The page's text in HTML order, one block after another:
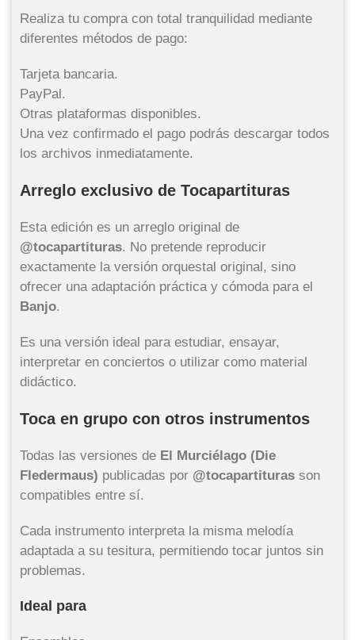
Realiza tu compra con total tranquilidad mediante
diferentes métodos de pago:
Tarjeta bancaria.
PayPal.
Otras plataformas disponibles.
Una vez confirmado el pago podrás descargar todos
los archivos inmediatamente.
Arreglo exclusivo de Tocapartituras
Esta edición es un arreglo original de
@tocapartituras. No pretende reproducir
exactamente la versión orquestal original, sino
ofrecer una adaptación práctica y cómoda para el
Banjo.
Es una versión ideal para estudiar, ensayar,
interpretar en conciertos o utilizar como material
didáctico.
Toca en grupo con otros instrumentos
Todas las versiones de El Murciélago (Die
Fledermaus) publicadas por @tocapartituras son
compatibles entre sí.
Cada instrumento interpreta la misma melodía
adaptada a su tesitura, permitiendo tocar juntos sin
problemas.
Ideal para